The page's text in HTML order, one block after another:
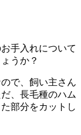
手入れについて
うか？
で、飼い主さん
、長毛種のハム
部分をカットし